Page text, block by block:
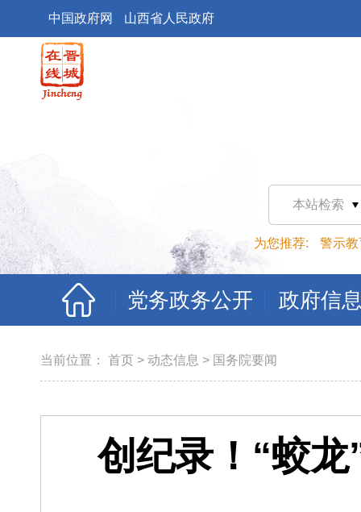
中国政府网 山西省人民政府
本站检索
为您推荐: 警示教
党务政务公开 政府信
当前位置： 首页 > 动态信息 > 国务院要闻
创纪录！“蛟